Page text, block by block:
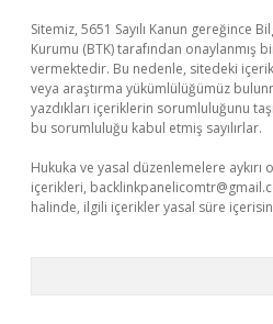
Sitemiz, 5651 Sayılı Kanun gereğince
Kurumu (BTK) tarafından onaylanmış
vermektedir. Bu nedenle, sitedeki
veya araştırma yükümlülüğümüz
yazdıkları içeriklerin sorumluluğunu
bu sorumluluğu kabul etmiş sayılırlar.
Hukuka ve yasal düzenlemelere
içerikleri,
halinde, ilgili içerikler yasal süre